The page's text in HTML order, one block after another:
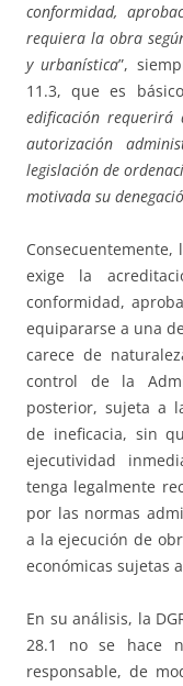
conformidad,
requiera la obra
y urbanística”,
11.3, que es
edificación
autorización
legislación de
motivada su
Consecuentemente,
exige la
conformidad,
equipararse a una
carece de
control de la
posterior, sujeta a
de ineficacia, sin
ejecutividad
tenga legalmente
por las normas
a la ejecución de
económicas sujetas
En su análisis, la
28.1 no se hace
responsable, de